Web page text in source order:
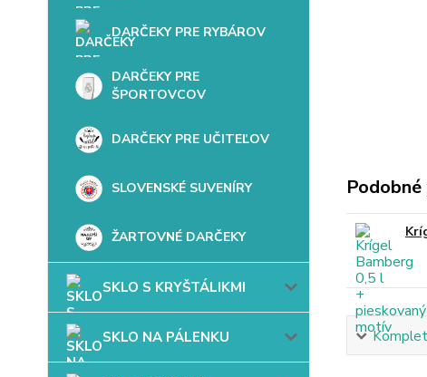
DARČEKY PRE RYBÁROV
DARČEKY PRE
ŠPORTOVCOV
DARČEKY PRE UČITEĽOV
SLOVENSKÉ SUVENÍRY
ŽARTOVNÉ DARČEKY
SKLO S KRYŠTÁLIKMI
SKLO NA PÁLENKU